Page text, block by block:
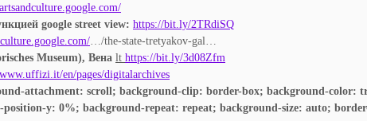
google street view: https://bit.ly/2TRdiSQ
…/the-state-tretyakov-gal…
Museum), Вена lt https://bit.ly/3d08Zfm
en/pages/digitalarchives
attachment: scroll; background-clip: border-box; background-
y: 0%; background-repeat: repeat; background-size: auto;